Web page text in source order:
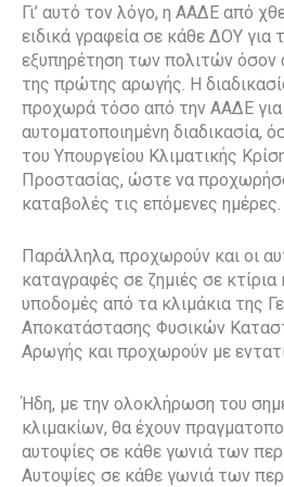
Γι’ αυτό τον λόγο, η ΑΑΔΕ από
ειδικά γραφεία σε κάθε ΔΟΥ για
εξυπηρέτηση των πολιτών
της πρώτης αρωγής. Η
προχωρά τόσο από την ΑΑΔΕ για
αυτοματοποιημένη διαδικασία,
του Υπουργείου Κλιματικής
Προστασίας, ώστε να
καταβολές τις επόμενες ημέρες.
Παράλληλα, προχωρούν και οι
καταγραφές σε ζημιές σε κτίρια
υποδομές από τα κλιμάκια της
Αποκατάστασης Φυσικών
Αρωγής και προχωρούν με
Ήδη, με την ολοκλήρωση του
κλιμακίων, θα έχουν
αυτοψίες σε κάθε γωνιά των
Αυτοψίες σε κάθε γωνιά των